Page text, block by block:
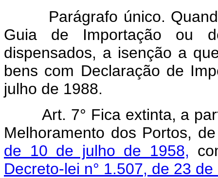
Parágrafo único. Quando
Guia de Importação ou
dispensados, a isenção a
bens com Declaração de
julho de 1988.
Art. 7° Fica extinta, a
Melhoramento dos Portos,
de 10 de julho de 1958,
Decreto-lei n° 1.507, de 23